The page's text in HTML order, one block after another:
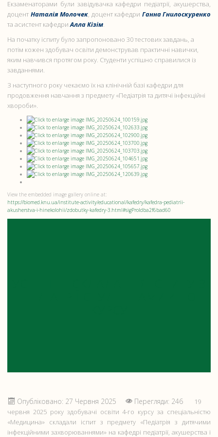
Екзаменаторами були завідувачка кафедри педіатрії, акушерства,
доцент Наталія Молочек, доцент кафедри Ганна Гнилоскуренко
та асистент кафедриАлла Кізім.
На початку іспиту було запропоновано 30 тестових завдань, а
потім кожен здобувач освіти демонстрував практичні навички,
яким навчився протягом року. Студенти успішно справилися із
завданнями.
З наступного року чекаємо їх на клінічній базі кафедри для
продовження навчання з предмету «Педіатрія та дитячі інфекційні
хвороби».
View the embedded image gallery online at:
https://biomed.knu.ua/institute-activity/educational/kafedry/kafedra-pediatrii-
akusherstva-i-hinekolohii/zdobutky-kafedry-3.html#sigProIdba2f6bad60
Опубліковано: 27 Червня 2025 Перегляди: 246
19
червня 2025 року здобувачі освіти 4-го курсу за спеціальністю
«Медицина» складали іспит з предмету «Педіатрія з дитячими
інфекційними захворюваннями» на кафедрі педіатрії, акушерства і